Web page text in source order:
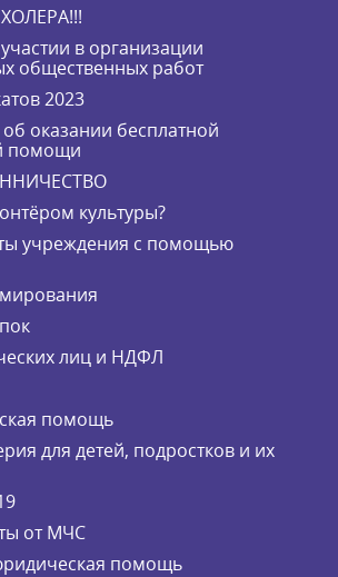
в организации
общественных работ
2023
оказании бесплатной
помощи
культуры?
учреждения с помощью
лиц и НДФЛ
помощь
для детей, подростков и их
от МЧС
помощь